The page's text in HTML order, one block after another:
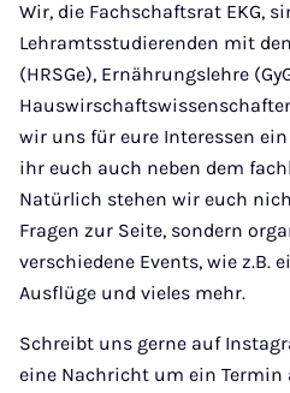
Wir, die Fachschaftsrat EKG,
Lehramtsstudierenden mit
(HRSGe), Ernährungslehre
wir uns für eure Interessen
ihr euch auch neben dem
Natürlich stehen wir euch
Fragen zur Seite, sondern
verschiedene Events, wie z.B.
Ausflüge und vieles mehr.
Schreibt uns gerne auf
eine Nachricht um ein Termin